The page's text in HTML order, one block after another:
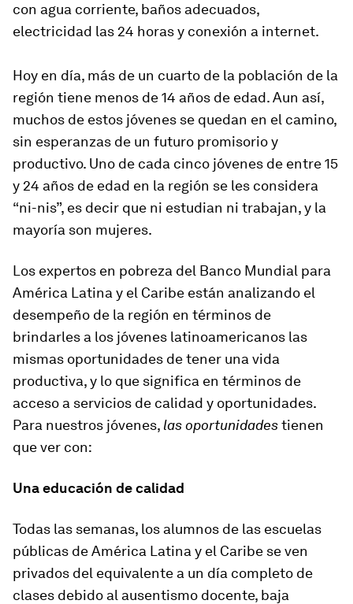
con agua corriente, baños adecuados,
electricidad las 24 horas y conexión a internet.
Hoy en día, más de un cuarto de la población de la
región tiene menos de 14 años de edad. Aun así,
muchos de estos jóvenes se quedan en el camino,
sin esperanzas de un futuro promisorio y
productivo. Uno de cada cinco jóvenes de entre 15
y 24 años de edad en la región se les considera
“ni-nis”, es decir que ni estudian ni trabajan, y la
mayoría son mujeres.
Los expertos en pobreza del Banco Mundial para
América Latina y el Caribe están analizando el
desempeño de la región en términos de
brindarles a los jóvenes latinoamericanos las
mismas oportunidades de tener una vida
productiva, y lo que significa en términos de
acceso a servicios de calidad y oportunidades.
Para nuestros jóvenes, las oportunidadestienen
que ver con:
Una educación de calidad
Todas las semanas, los alumnos de las escuelas
públicas de América Latina y el Caribe se ven
privados del equivalente a un día completo de
clases debido al ausentismo docente, baja